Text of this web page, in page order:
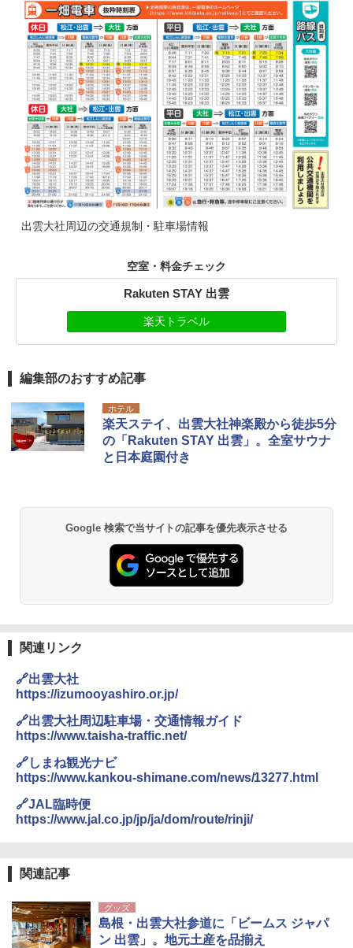
出雲大社周辺の交通規制・駐車場情報
空室・料金チェック
Rakuten STAY 出雲
楽天トラベル
編集部のおすすめ記事
ホテル
楽天ステイ、出雲大社神楽殿から徒歩5分
の「Rakuten STAY 出雲」。全室サウナ
と日本庭園付き
Google 検索で当サイトの記事を優先表示させる
関連リンク
🔗出雲大社
https://izumooyashiro.or.jp/
🔗出雲大社周辺駐車場・交通情報ガイド
https://www.taisha-traffic.net/
🔗しまね観光ナビ
https://www.kankou-shimane.com/news/13277.html
🔗JAL臨時便
https://www.jal.co.jp/jp/ja/dom/route/rinji/
関連記事
グッズ
島根・出雲大社参道に「ビームス ジャパ
ン 出雲」。地元土産を品揃え